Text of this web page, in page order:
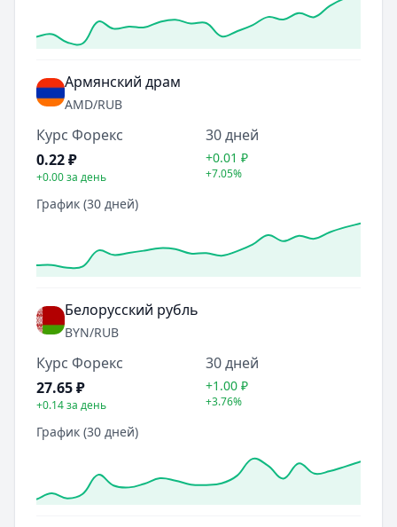
Армянский драм
AMD/RUB
Курс Форекс
0.22₽
+0.00за день
30 дней
+0.01 ₽
+7.05%
График (30 дней)
Белорусский рубль
BYN/RUB
Курс Форекс
27.65₽
+0.14за день
30 дней
+1.00 ₽
+3.76%
График (30 дней)